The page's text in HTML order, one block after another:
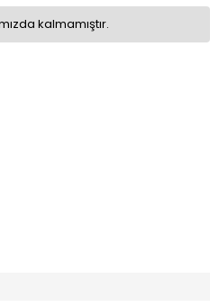
kalmamıştır.